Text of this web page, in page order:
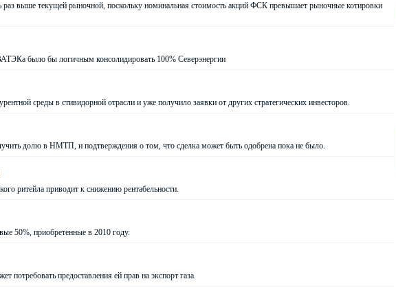
выше текущей рыночной, поскольку номинальная стоимость акций ФСК превышает рыночные котировки
было бы логичным консолидировать 100% Северэнергии
среды в стивидорной отрасли и уже получило заявки от других стратегических инвесторов.
долю в НМТП, и подтверждения о том, что сделка может быть одобрена пока не было.
ритейла приводит к снижению рентабельности.
50%, приобретенные в 2010 году.
предоставления ей прав на экспорт газа.